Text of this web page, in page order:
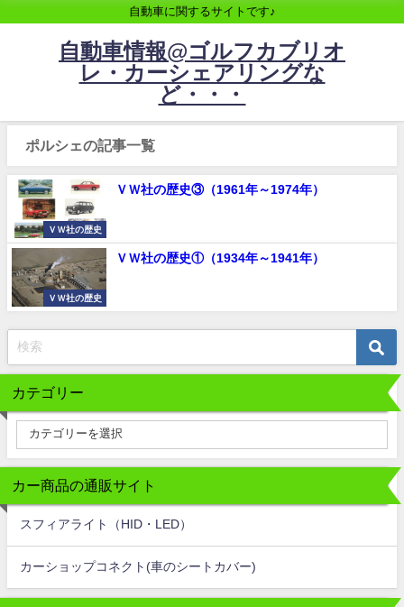
自動車に関するサイトです♪
自動車情報@ゴルフカブリオ
レ・カーシェアリングな
ど・・・
ポルシェの記事一覧
ＶＷ社の歴史
ＶＷ社の歴史③（1961年～1974年）
ＶＷ社の歴史
ＶＷ社の歴史①（1934年～1941年）
カテゴリー
カー商品の通販サイト
スフィアライト（HID・LED）
カーショップコネクト(車のシートカバー)